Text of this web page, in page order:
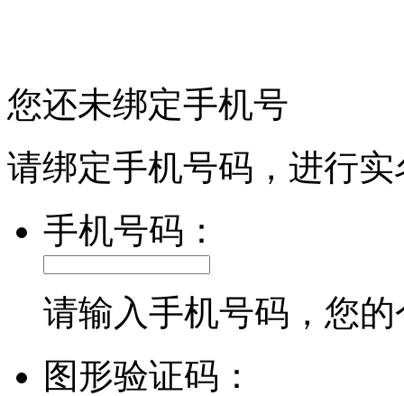
您还未绑定手机号
请绑定手机号码，进行
手机号码：
请输入手机号码，您
图形验证码：